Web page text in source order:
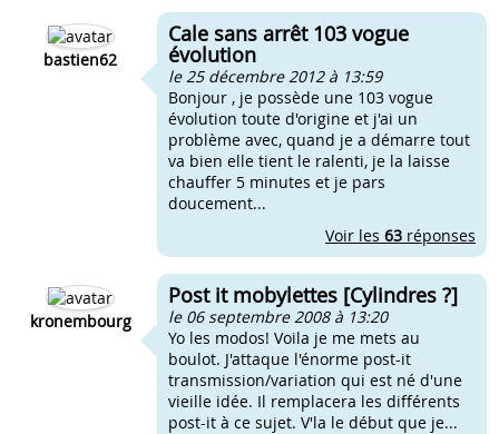
bastien62
Cale sans arrêt 103 vogue
évolution
le 25 décembre 2012 à 13:59
Bonjour , je possède une 103 vogue
évolution toute d'origine et j'ai un
problème avec, quand je a démarre tout
va bien elle tient le ralenti, je la laisse
chauffer 5 minutes et je pars
doucement...
Voir les 63 réponses
kronembourg
Post it mobylettes [Cylindres ?]
le 06 septembre 2008 à 13:20
Yo les modos! Voila je me mets au
boulot. J'attaque l'énorme post-it
transmission/variation qui est né d'une
vieille idée. Il remplacera les différents
post-it à ce sujet. V'la le début que je...